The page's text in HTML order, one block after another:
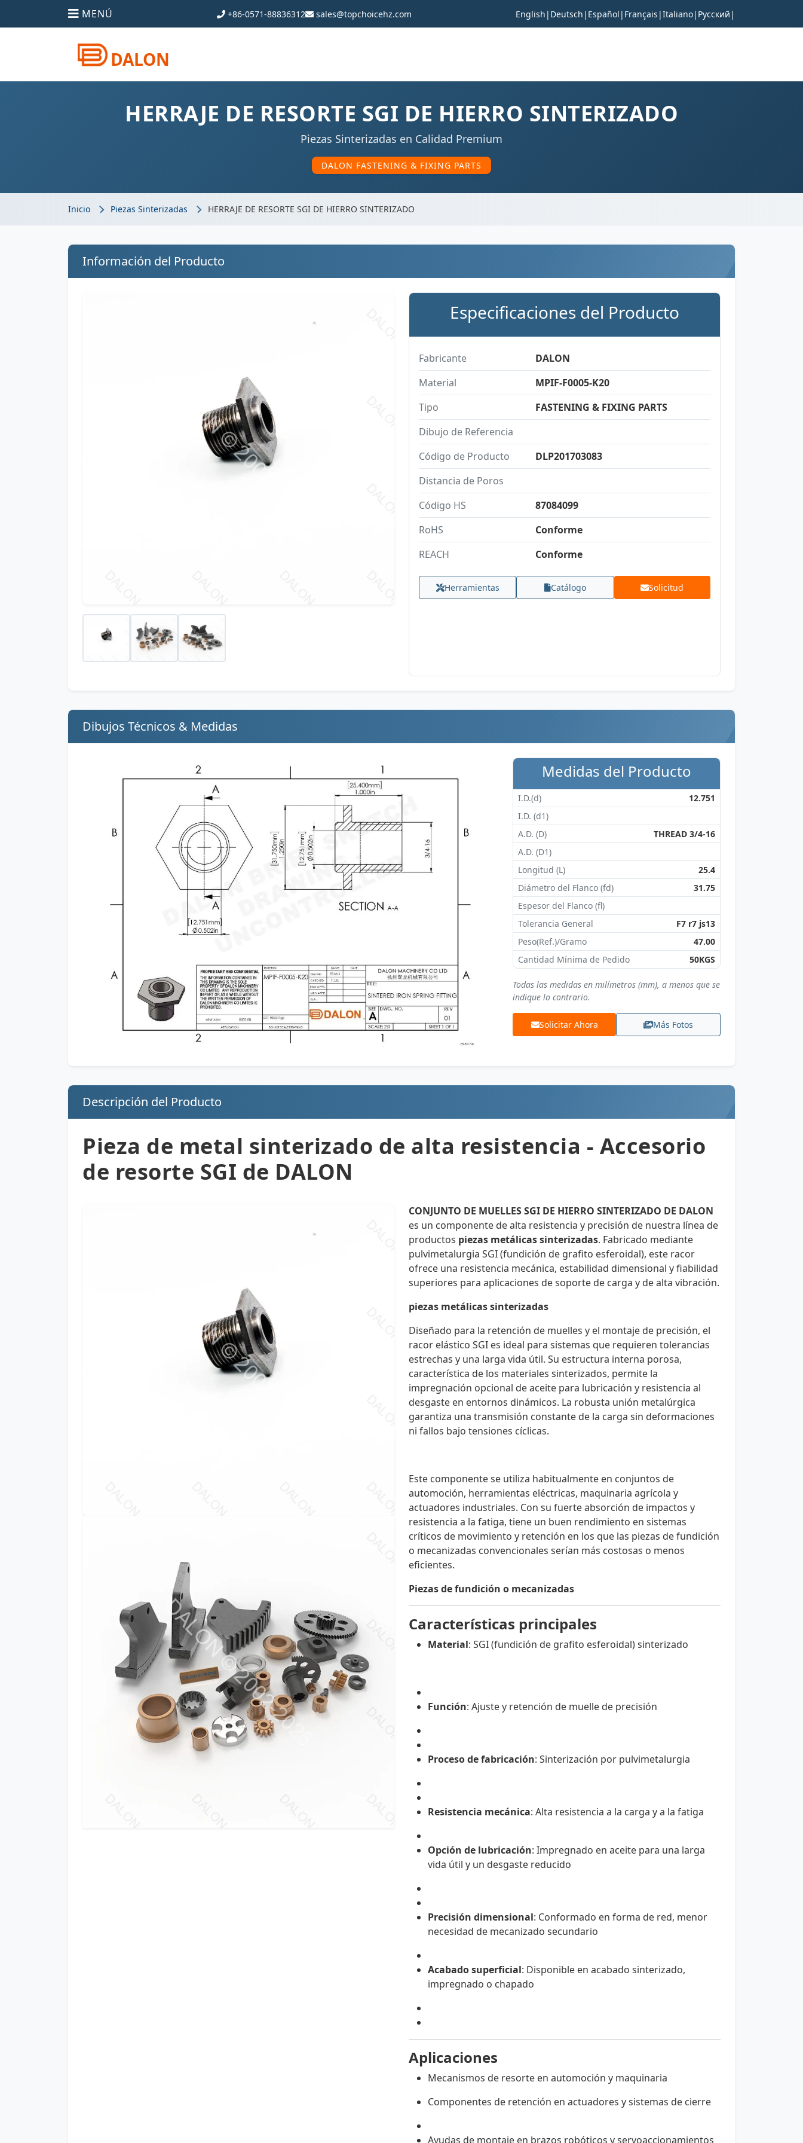
MENÚ +86-0571-88836312 sales@topchoicehz.com English | Deutsch | Español | Français |Italiano| Русский |
DALON
HERRAJE DE RESORTE SGI DE HIERRO SINTERIZADO
Piezas Sinterizadas en Calidad Premium
DALON FASTENING & FIXING PARTS
Inicio Piezas Sinterizadas HERRAJE DE RESORTE SGI DE HIERRO SINTERIZADO
Información del Producto
Especificaciones del Producto
Fabricante
DALON
Material
MPIF-F0005-K20
Tipo
FASTENING & FIXING PARTS
Dibujo de Referencia
Código de Producto
DLP201703083
Distancia de Poros
Código HS
87084099
RoHS
Conforme
REACH
Conforme
Herramientas Catálogo Solicitud
Dibujos Técnicos & Medidas
Medidas del Producto
I.D.(d)
12.751
I.D. (d1)
A.D. (D)
THREAD 3/4-16
A.D. (D1)
Longitud (L)
25.4
Diámetro del Flanco (fd)
31.75
Espesor del Flanco (fl)
Tolerancia General
F7 r7 js13
Peso(Ref.)/Gramo
47.00
Cantidad Mínima de Pedido
50KGS
Todas las medidas en milímetros (mm), a menos que se
indique lo contrario.
Solicitar Ahora Más Fotos
Descripción del Producto
Pieza de metal sinterizado de alta resistencia - Accesorio
de resorte SGI de DALON
CONJUNTO DE MUELLES SGI DE HIERRO SINTERIZADO DE DALON
es un componente de alta resistencia y precisión de nuestra línea de
productos piezas metálicas sinterizadas. Fabricado mediante
pulvimetalurgia SGI (fundición de grafito esferoidal), este racor
ofrece una resistencia mecánica, estabilidad dimensional y fiabilidad
superiores para aplicaciones de soporte de carga y de alta vibración.
piezas metálicas sinterizadas
Diseñado para la retención de muelles y el montaje de precisión, el
racor elástico SGI es ideal para sistemas que requieren tolerancias
estrechas y una larga vida útil. Su estructura interna porosa,
característica de los materiales sinterizados, permite la
impregnación opcional de aceite para lubricación y resistencia al
desgaste en entornos dinámicos. La robusta unión metalúrgica
garantiza una transmisión constante de la carga sin deformaciones
ni fallos bajo tensiones cíclicas.
Este componente se utiliza habitualmente en conjuntos de
automoción, herramientas eléctricas, maquinaria agrícola y
actuadores industriales. Con su fuerte absorción de impactos y
resistencia a la fatiga, tiene un buen rendimiento en sistemas
críticos de movimiento y retención en los que las piezas de fundición
o mecanizadas convencionales serían más costosas o menos
eficientes.
Piezas de fundición o mecanizadas
Características principales
Material: SGI (fundición de grafito esferoidal) sinterizado
Función: Ajuste y retención de muelle de precisión
Proceso de fabricación: Sinterización por pulvimetalurgia
Resistencia mecánica: Alta resistencia a la carga y a la fatiga
Opción de lubricación: Impregnado en aceite para una larga
vida útil y un desgaste reducido
Precisión dimensional: Conformado en forma de red, menor
necesidad de mecanizado secundario
Acabado superficial: Disponible en acabado sinterizado,
impregnado o chapado
Aplicaciones
Mecanismos de resorte en automoción y maquinaria
Componentes de retención en actuadores y sistemas de cierre
Ayudas de montaje en brazos robóticos y servoaccionamientos